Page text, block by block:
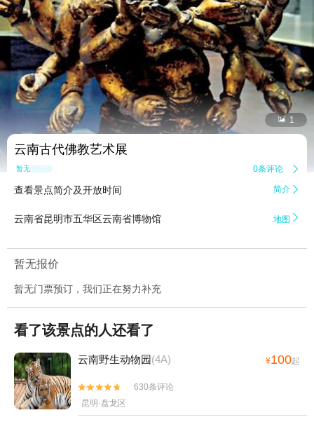
 1
云南古代佛教艺术展
暂无点评 0条评论 
查看景点简介及开放时间 简介 
云南省昆明市五华区云南省博物馆 地图 
暂无报价
暂无门票预订，我们正在努力补充
看了该景点的人还看了
云南野生动物园(4A) ¥100起


630条评论
昆明·盘龙区
